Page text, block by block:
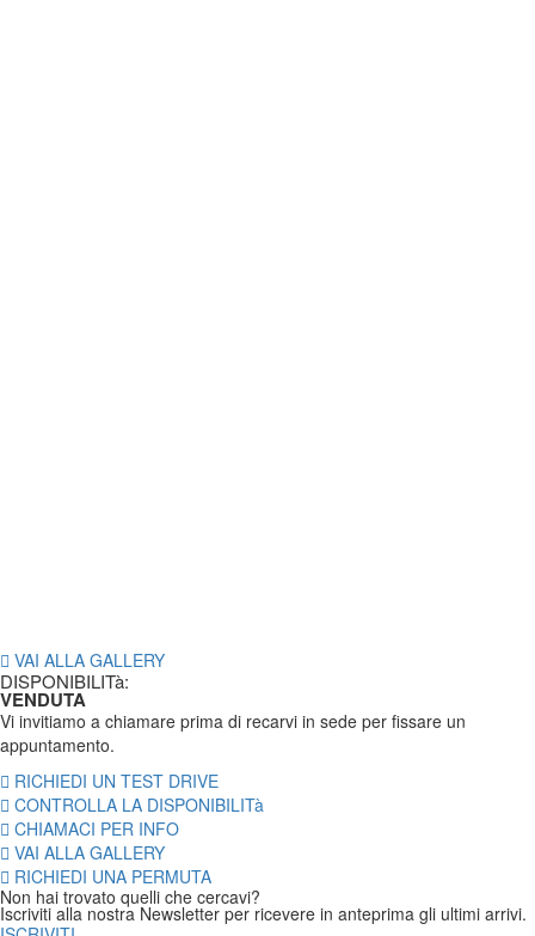
VAI ALLA GALLERY
DISPONIBILITà:
VENDUTA
Vi invitiamo a chiamare prima di recarvi in sede per fissare un
appuntamento.
RICHIEDI UN TEST DRIVE
CONTROLLA LA DISPONIBILITà
CHIAMACI PER INFO
VAI ALLA GALLERY
RICHIEDI UNA PERMUTA
Non hai trovato quelli che cercavi?
Iscriviti alla nostra Newsletter per ricevere in anteprima gli ultimi arrivi.